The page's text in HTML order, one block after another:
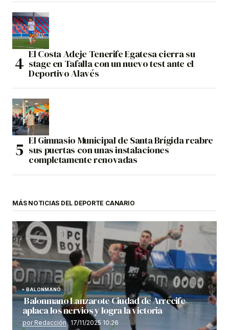
El Costa Adeje Tenerife Egatesa cierra su
stage en Tafalla con un nuevo test ante el
Deportivo Alavés
El Gimnasio Municipal de Santa Brígida reabre
sus puertas con unas instalaciones
completamente renovadas
MÁS NOTICIAS DEL DEPORTE CANARIO
BALONMANO
Balonmano Lanzarote Ciudad de Arrecife
aplaca los nervios y logra la victoria
por Redacción 17/11/2025 10:26